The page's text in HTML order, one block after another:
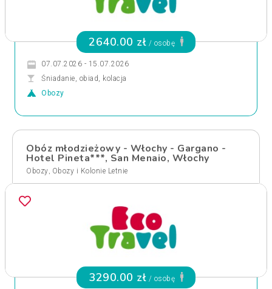
2640.00 zł / osobę
07.07.2026 - 15.07.2026
Śniadanie, obiad, kolacja
Obozy
Obóz młodzieżowy - Włochy - Gargano -
Hotel Pineta***, San Menaio, Włochy
Obozy, Obozy i Kolonie Letnie
3290.00 zł / osobę